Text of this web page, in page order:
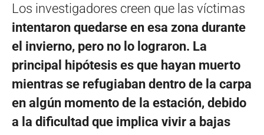
Los investigadores creen que las víctimas
intentaron quedarse en esa zona durante
el invierno, pero no lo lograron. La
principal hipótesis es que hayan muerto
mientras se refugiaban dentro de la carpa
en algún momento de la estación, debido
a la dificultad que implica vivir a bajas